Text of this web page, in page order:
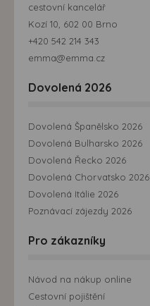
cestovní kancelář
Kozí 10, 602 00 Brno
+420 542 214 343
emma@emma.cz
Dovolená 2026
Dovolená Španělsko 2026
Dovolená Bulharsko 2026
Dovolená Řecko 2026
Dovolená Chorvatsko 2026
Dovolená Itálie 2026
Poznávací zájezdy 2026
Pro zákazníky
Návod na nákup online
Cestovní pojištění